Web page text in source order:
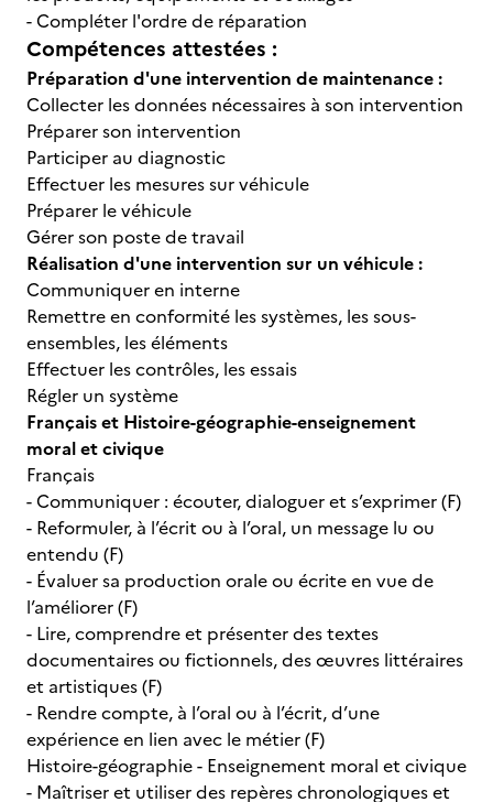
- Compléter l'ordre de réparation
Compétences attestées :
Préparation d'une intervention de maintenance :
Collecter les données nécessaires à son intervention
Préparer son intervention
Participer au diagnostic
Effectuer les mesures sur véhicule
Préparer le véhicule
Gérer son poste de travail
Réalisation d'une intervention sur un véhicule :
Communiquer en interne
Remettre en conformité les systèmes, les sous-
ensembles, les éléments
Effectuer les contrôles, les essais
Régler un système
Français et Histoire-géographie-enseignement
moral et civique
Français
- Communiquer : écouter, dialoguer et s’exprimer (F)
- Reformuler, à l’écrit ou à l’oral, un message lu ou
entendu (F)
- Évaluer sa production orale ou écrite en vue de
l’améliorer (F)
- Lire, comprendre et présenter des textes
documentaires ou fictionnels, des œuvres littéraires
et artistiques (F)
- Rendre compte, à l’oral ou à l’écrit, d’une
expérience en lien avec le métier (F)
Histoire-géographie - Enseignement moral et civique
- Maîtriser et utiliser des repères chronologiques et